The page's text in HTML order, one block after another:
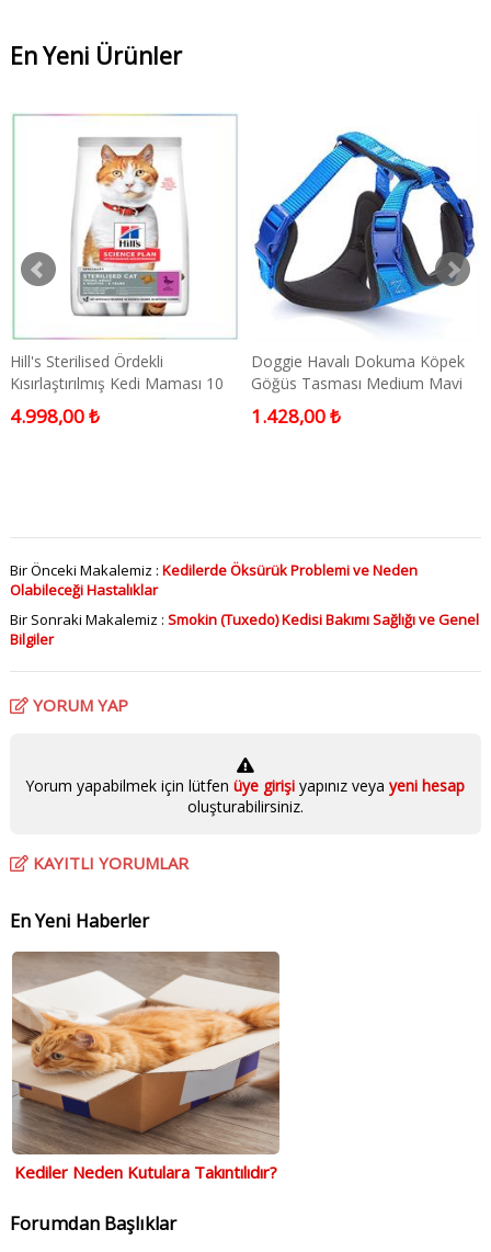
En Yeni Ürünler
Hill's Sterilised Ördekli
Kısırlaştırılmış Kedi Maması 10
Kg
4.998,00 ₺
Doggie Havalı Dokuma Köpek
Göğüs Tasması Medium Mavi
2x45-55 Cm
1.428,00 ₺
Bir Önceki Makalemiz : Kedilerde Öksürük Problemi ve Neden
Olabileceği Hastalıklar
Bir Sonraki Makalemiz : Smokin (Tuxedo) Kedisi Bakımı Sağlığı ve Genel
Bilgiler
YORUM YAP
Yorum yapabilmek için lütfenüye girişiyapınız veya yeni hesap
oluşturabilirsiniz.
KAYITLI YORUMLAR
En Yeni Haberler
Kediler Neden Kutulara Takıntılıdır?
Forumdan Başlıklar